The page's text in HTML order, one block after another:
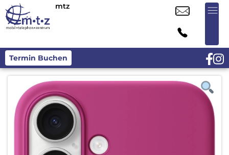
mtz
Termin Buchen